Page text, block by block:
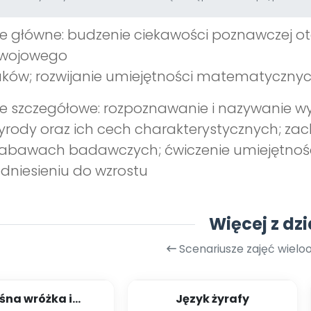
główne: budzenie ciekawości poznawczej
rozwijanie umiejętności
szczegółowe: rozpoznawanie i nazywanie
oraz ich cech charakterystycznych;
badawczych; ćwiczenie
do wzrostu
Więcej z
Scenariusze zajęć
wróżka i
Język żyrafy